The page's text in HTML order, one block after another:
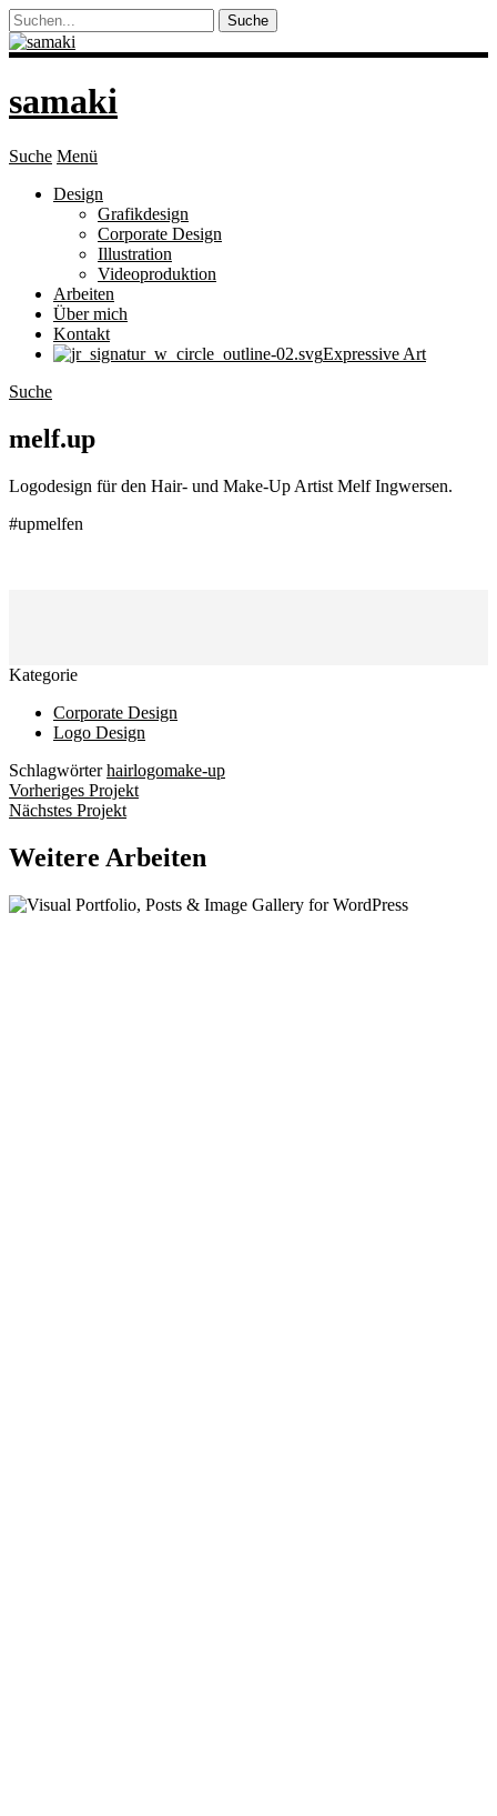
samaki
Suche Menü
Design
Grafikdesign
Corporate Design
Illustration
Videoproduktion
Arbeiten
Über mich
Kontakt
Expressive Art
Suche
melf.up
Logodesign für den Hair- und Make-Up Artist Melf Ingwersen.
#upmelfen
Kategorie
Corporate Design
Logo Design
Schlagwörter hairlogomake-up
Vorheriges Projekt
Nächstes Projekt
Weitere Arbeiten